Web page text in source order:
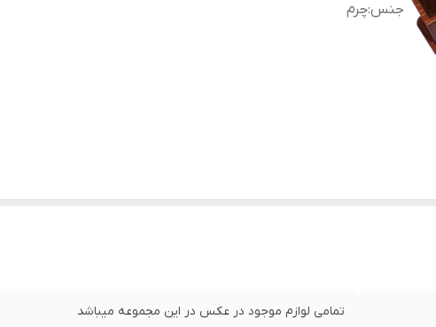
جنس:چرم
تمامی لوازم موجود در عکس در این مجموعه میباشد